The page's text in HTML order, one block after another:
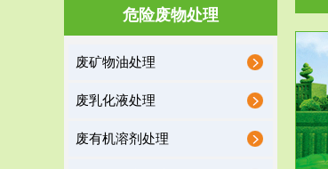
危险废物处理
废矿物油处理
废乳化液处理
废有机溶剂处理
服务范围
噪声治理